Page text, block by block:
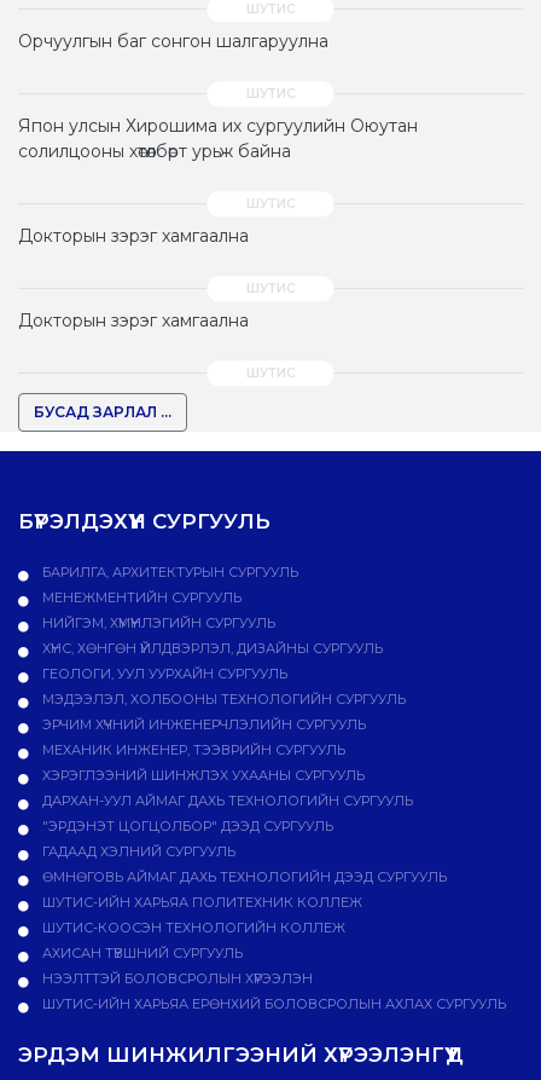
Орчуулгын баг сонгон шалгаруулна
Япон улсын Хирошима их сургуулийн Оюутан
солилцооны хөтөлбөрт урьж байна
Докторын зэрэг хамгаална
Докторын зэрэг хамгаална
БУСАД ЗАРЛАЛ ...
БҮРЭЛДЭХҮҮН СУРГУУЛЬ
БАРИЛГА, АРХИТЕКТУРЫН СУРГУУЛЬ
МЕНЕЖМЕНТИЙН СУРГУУЛЬ
НИЙГЭМ, ХҮМҮҮНЛЭГИЙН СУРГУУЛЬ
ХҮНС, ХӨНГӨН ҮЙЛДВЭРЛЭЛ, ДИЗАЙНЫ СУРГУУЛЬ
ГЕОЛОГИ, УУЛ УУРХАЙН СУРГУУЛЬ
МЭДЭЭЛЭЛ, ХОЛБООНЫ ТЕХНОЛОГИЙН СУРГУУЛЬ
ЭРЧИМ ХҮЧНИЙ ИНЖЕНЕРЧЛЭЛИЙН СУРГУУЛЬ
МЕХАНИК ИНЖЕНЕР, ТЭЭВРИЙН СУРГУУЛЬ
ХЭРЭГЛЭЭНИЙ ШИНЖЛЭХ УХААНЫ СУРГУУЛЬ
ДАРХАН-УУЛ АЙМАГ ДАХЬ ТЕХНОЛОГИЙН СУРГУУЛЬ
"ЭРДЭНЭТ ЦОГЦОЛБОР" ДЭЭД СУРГУУЛЬ
ГАДААД ХЭЛНИЙ СУРГУУЛЬ
ӨМНӨГОВЬ АЙМАГ ДАХЬ ТЕХНОЛОГИЙН ДЭЭД СУРГУУЛЬ
ШУТИС-ИЙН ХАРЬЯА ПОЛИТЕХНИК КОЛЛЕЖ
ШУТИС-КООСЭН ТЕХНОЛОГИЙН КОЛЛЕЖ
АХИСАН ТҮВШНИЙ СУРГУУЛЬ
НЭЭЛТТЭЙ БОЛОВСРОЛЫН ХҮРЭЭЛЭН
ШУТИС-ИЙН ХАРЬЯА ЕРӨНХИЙ БОЛОВСРОЛЫН АХЛАХ СУРГУУЛЬ
ЭРДЭМ ШИНЖИЛГЭЭНИЙ ХҮРЭЭЛЭНГҮҮД